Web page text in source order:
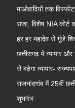
माओवादियों तक
सजा, विशेष NIA कोर्ट
हर हर महादेव से गूंजे
छत्तीसगढ़ में व्यापार
से बढ़ेगा व्यापार-
राजनांदगांव में 25वीं
शुभारंभ